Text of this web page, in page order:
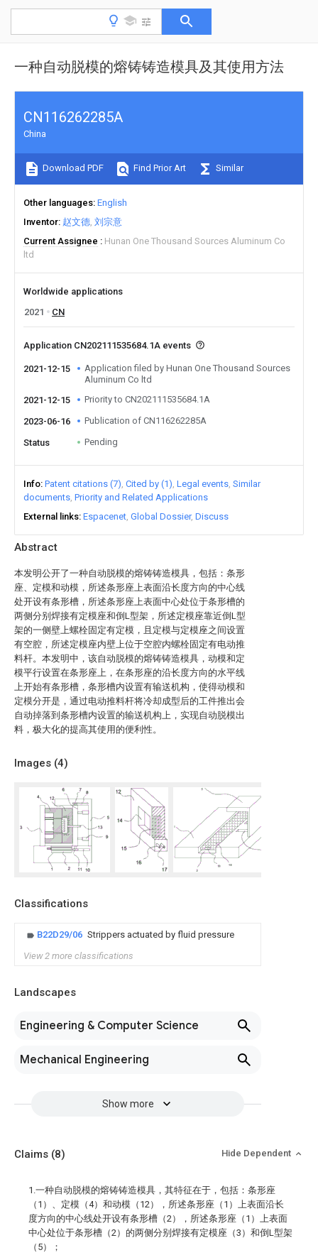
一种自动脱模的熔铸铸造模具及其使用方法
Abstract
本发明公开了一种自动脱模的熔铸铸造模具，包括：条形
座、定模和动模，所述条形座上表面沿长度方向的中心线
处开设有条形槽，所述条形座上表面中心处位于条形槽的
两侧分别焊接有定模座和倒L型架，所述定模座靠近倒L型
架的一侧壁上螺栓固定有定模，且定模与定模座之间设置
有空腔，所述定模座内壁上位于空腔内螺栓固定有电动推
料杆。本发明中，该自动脱模的熔铸铸造模具，动模和定
模平行设置在条形座上，在条形座的沿长度方向的水平线
上开始有条形槽，条形槽内设置有输送机构，使得动模和
定模分开是，通过电动推料杆将冷却成型后的工件推出会
自动掉落到条形槽内设置的输送机构上，实现自动脱模出
料，极大化的提高其使用的便利性。
Images (4)
Classifications
B22D29/06 Strippers actuated by fluid pressure
View 2 more classifications
Landscapes
Engineering & Computer Science
Mechanical Engineering
Show more
CN116262285A
China
Download PDF Find Prior Art Similar
Other languages English
Inventor 赵文德 刘宗意
Current Assignee
Hunan One Thousand Sources Aluminum Co
ltd
Worldwide applications
2021
CN
Application CN202111535684.1A events
2021-12-15
Application filed by Hunan One Thousand Sources
Aluminum Co ltd
2021-12-15
Priority to CN202111535684.1A
2023-06-16 Publication of CN116262285A
Status Pending
Info Patent citations (7) Cited by (1) Legal events Similar
documents Priority and Related Applications
External links Espacenet Global Dossier Discuss
Claims (8) Hide Dependent
1.一种自动脱模的熔铸铸造模具，其特征在于，包括：条形座
（1）、定模（4）和动模（12），所述条形座（1）上表面沿长
度方向的中心线处开设有条形槽（2），所述条形座（1）上表面
中心处位于条形槽（2）的两侧分别焊接有定模座（3）和倒L型架
（5）；